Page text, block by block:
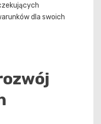
dla swoich